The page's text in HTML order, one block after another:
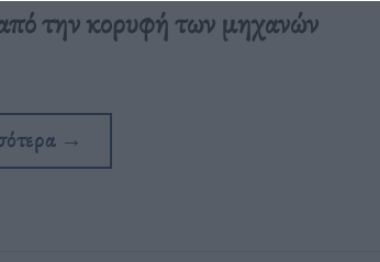
την κορυφή των μηχανών
→